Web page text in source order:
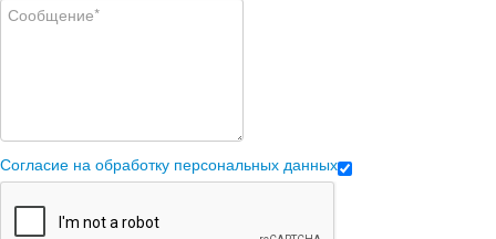
Согласие на обработку персональных данных